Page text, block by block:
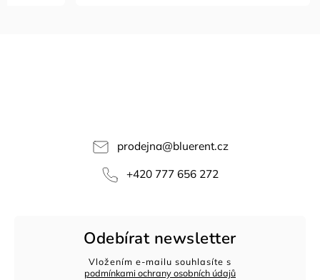
prodejna@bluerent.cz
+420 777 656 272
Odebírat newsletter
Vložením e-mailu souhlasíte s
podmínkami ochrany osobních údajů